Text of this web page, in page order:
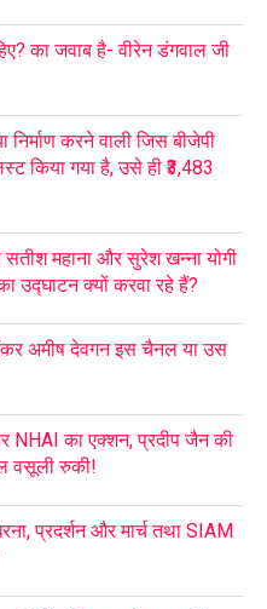
का जवाब है- वीरेन डंगवाल जी
करने वाली जिस बीजेपी
किया गया है, उसे ही ₹3,483
सतीश महाना और सुरेश खन्ना योगी
उद्घाटन क्यों करवा रहे हैं?
अमीष देवगन इस चैनल या उस
का एक्शन, प्रदीप जैन की
वसूली रुकी!
प्रदर्शन और मार्च तथा SIAM